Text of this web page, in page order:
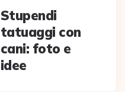
Stupendi
tatuaggi con
cani: foto e
idee